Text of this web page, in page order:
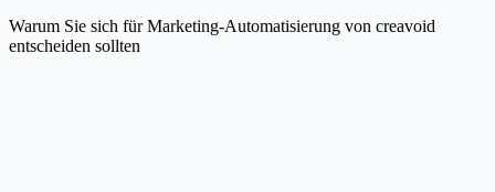
Warum Sie sich für Marketing-Automatisierung von creavoid
entscheiden sollten